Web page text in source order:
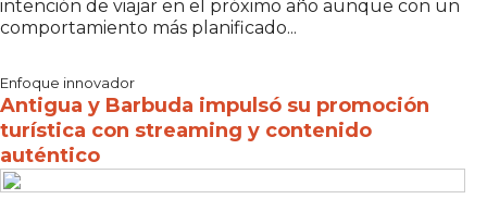
intención de viajar en el próximo año aunque con un
comportamiento más planificado...
Enfoque innovador
Antigua y Barbuda impulsó su promoción
turística con streaming y contenido
auténtico